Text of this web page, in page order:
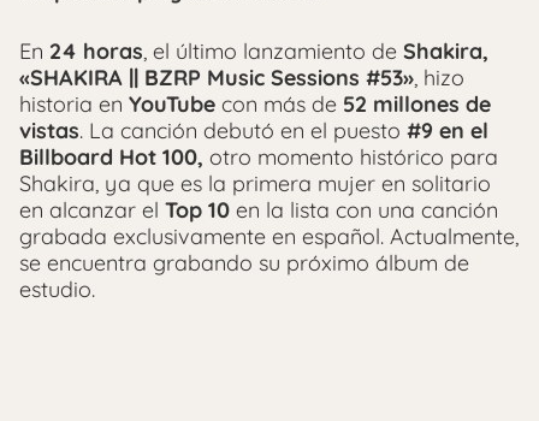
En 24 horas , el último lanzamiento de Shakira,
«SHAKIRA || BZRP Music Sessions #53» , hizo
historia en YouTube con más de 52 millones de
vistas. La canción debutó en el puesto #9 en el
Billboard Hot 100, otro momento histórico para
Shakira, ya que es la primera mujer en solitario
en alcanzar el Top 10 en la lista con una canción
grabada exclusivamente en español. Actualmente,
se encuentra grabando su próximo álbum de
estudio.